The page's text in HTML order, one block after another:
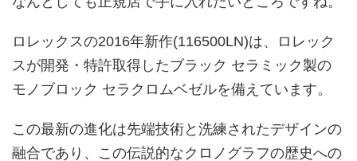
ロレックスの2016年新作(116500LN)は、ロレック
スが開発・特許取得したブラック セラミック製の
モノブロック セラクロムベゼルを備えています。
この最新の進化は先端技術と洗練されたデザインの
融合であり、この伝説的なクロノグラフの歴史への